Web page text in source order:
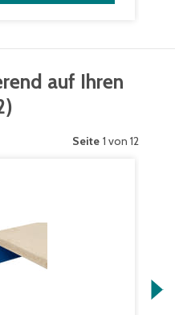
auf Ihren
)
Seite 1 von 12